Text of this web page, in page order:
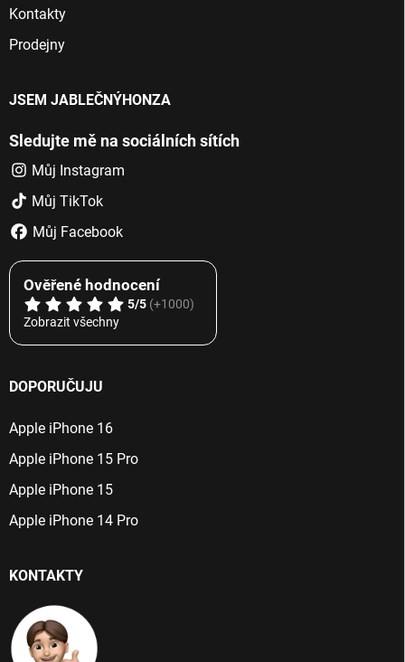
Kontakty
Prodejny
JSEM JABLEČNÝHONZA
Sledujte mě na sociálních sítích
Můj Instagram
Můj TikTok
Můj Facebook
Ověřené hodnocení
5/5 (+1000)
Zobrazit všechny
DOPORUČUJU
Apple iPhone 16
Apple iPhone 15 Pro
Apple iPhone 15
Apple iPhone 14 Pro
KONTAKTY